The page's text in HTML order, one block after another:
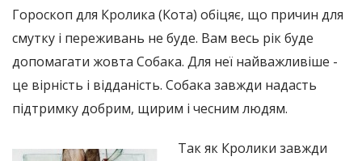
Гороскоп для Кролика (Кота) обіцяє, що причин для
смутку і переживань не буде. Вам весь рік буде
допомагати жовта Собака. Для неї найважливіше -
це вірність і відданість. Собака завжди надасть
підтримку добрим, щирим і чесним людям.
Так як Кролики завжди